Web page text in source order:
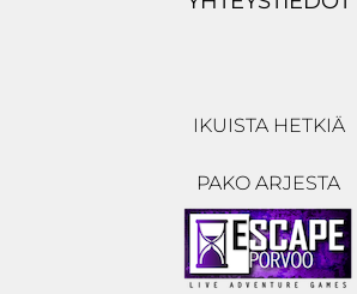
IKUISTA HETKIÄ
PAKO ARJESTA